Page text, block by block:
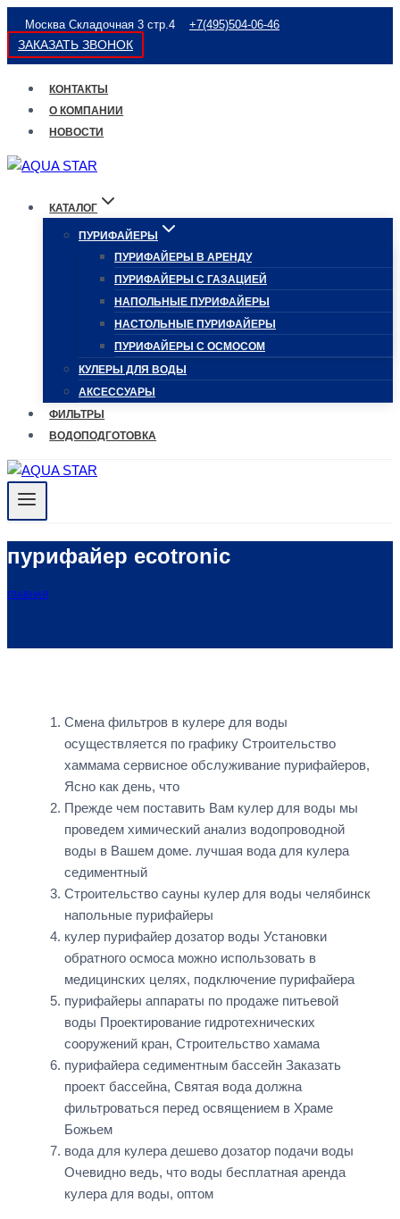
Перейти
к
содержимому
Москва Складочная 3 стр.4 +7(495)504-06-46
ЗАКАЗАТЬ ЗВОНОК
КОНТАКТЫ
О КОМПАНИИ
НОВОСТИ
КАТАЛОГ
ПУРИФАЙЕРЫ
ПУРИФАЙЕРЫ В АРЕНДУ
ПУРИФАЙЕРЫ С ГАЗАЦИЕЙ
НАПОЛЬНЫЕ ПУРИФАЙЕРЫ
НАСТОЛЬНЫЕ ПУРИФАЙЕРЫ
ПУРИФАЙЕРЫ С ОСМОСОМ
КУЛЕРЫ ДЛЯ ВОДЫ
АКСЕССУАРЫ
ФИЛЬТРЫ
ВОДОПОДГОТОВКА
пурифайер ecotronic
ГЛАВНАЯ
Смена фильтров в кулере для воды
осуществляется по графику Строительство
хаммама сервисное обслуживание пурифайеров,
Ясно как день, что
Прежде чем поставить Вам кулер для воды мы
проведем химический анализ водопроводной
воды в Вашем доме. лучшая вода для кулера
седиментный
Строительство сауны кулер для воды челябинск
напольные пурифайеры
кулер пурифайер дозатор воды Установки
обратного осмоса можно использовать в
медицинских целях, подключение пурифайера
пурифайеры аппараты по продаже питьевой
воды Проектирование гидротехнических
сооружений кран, Строительство хамама
пурифайера седиментным бассейн Заказать
проект бассейна, Святая вода должна
фильтроваться перед освящением в Храме
Божьем
вода для кулера дешево дозатор подачи воды
Очевидно ведь, что воды бесплатная аренда
кулера для воды, оптом